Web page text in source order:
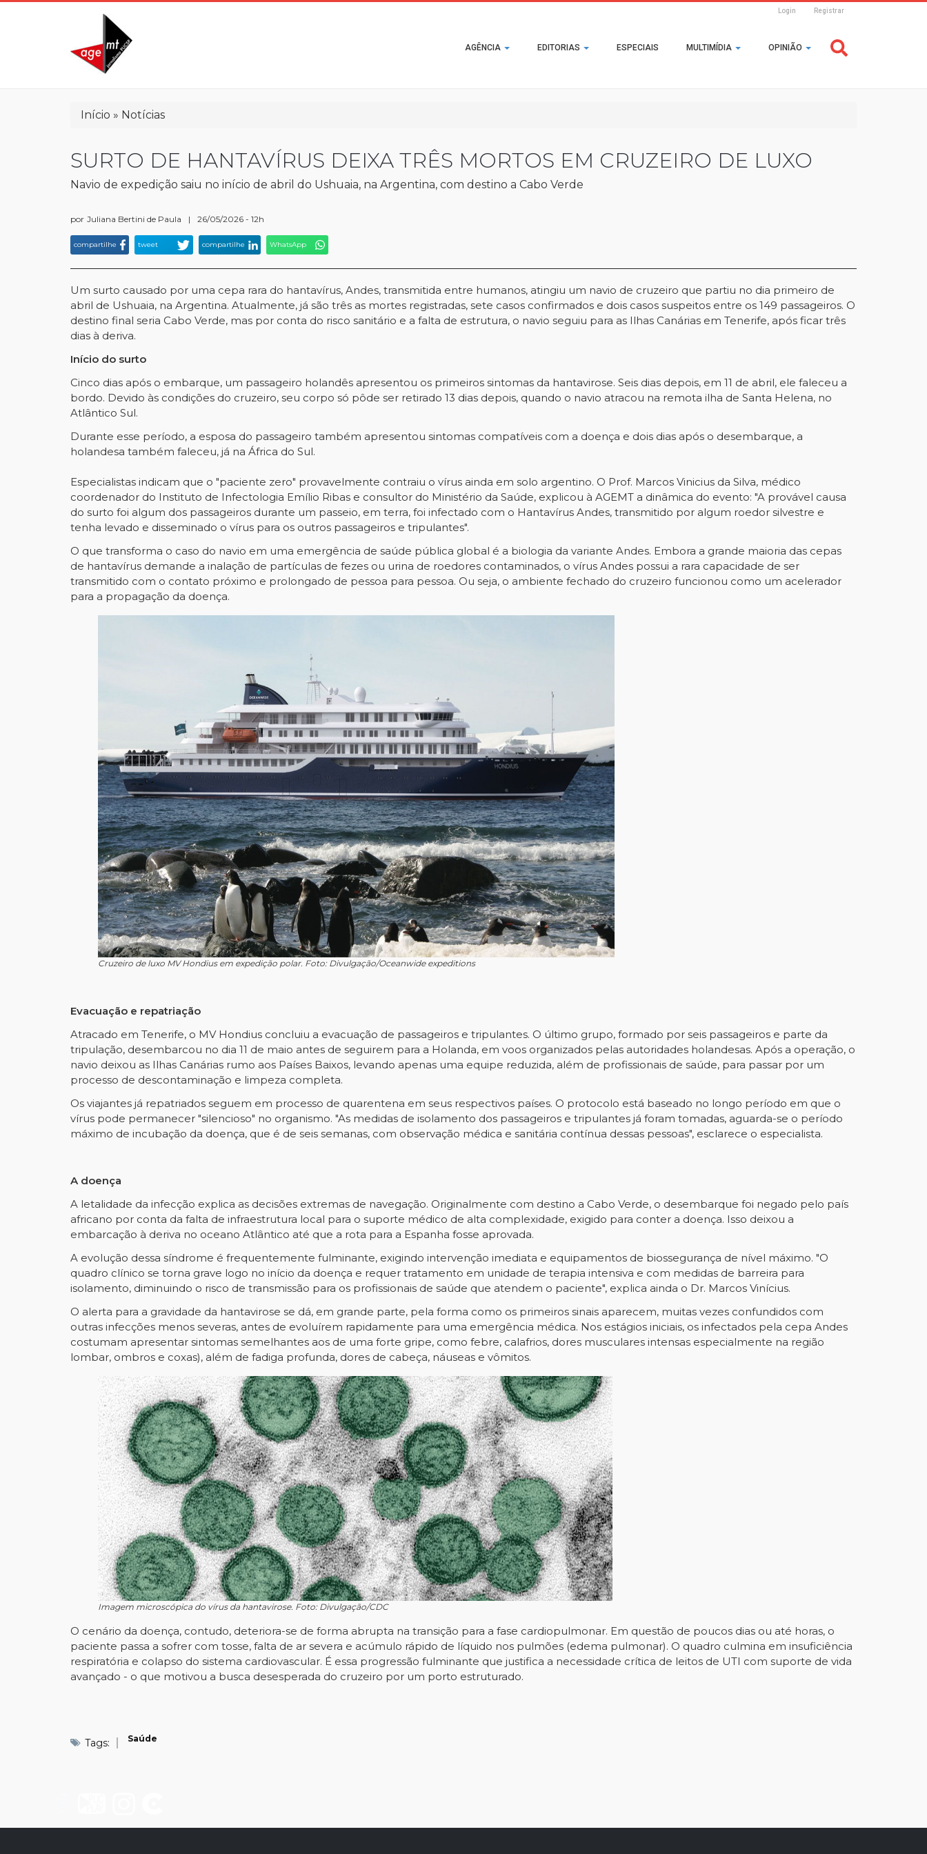
Login Registrar
Main
navigation
AGÊNCIA EDITORIAS ESPECIAIS MULTIMÍDIA OPINIÃO
Trilha
navegação
Início Notícias
SURTO DE HANTAVÍRUS DEIXA TRÊS MORTOS EM CRUZEIRO DE LUXO
Navio de expedição saiu no início de abril do Ushuaia, na Argentina, com destino a Cabo Verde
por Juliana Bertini de Paula | 26/05/2026 - 12h
compartilhe tweet compartilhe WhatsApp
Um surto causado por uma cepa rara do hantavírus, Andes, transmitida entre humanos, atingiu um navio de cruzeiro que partiu no dia primeiro de
abril de Ushuaia, na Argentina. Atualmente, já são três as mortes registradas, sete casos confirmados e dois casos suspeitos entre os 149 passageiros. O
destino final seria Cabo Verde, mas por conta do risco sanitário e a falta de estrutura, o navio seguiu para as Ilhas Canárias em Tenerife, após ficar três
dias à deriva.
Início do surto
Cinco dias após o embarque, um passageiro holandês apresentou os primeiros sintomas da hantavirose. Seis dias depois, em 11 de abril, ele faleceu a
bordo. Devido às condições do cruzeiro, seu corpo só pôde ser retirado 13 dias depois, quando o navio atracou na remota ilha de Santa Helena, no
Atlântico Sul.
Durante esse período, a esposa do passageiro também apresentou sintomas compatíveis com a doença e dois dias após o desembarque, a
holandesa também faleceu, já na África do Sul.
Especialistas indicam que o "paciente zero" provavelmente contraiu o vírus ainda em solo argentino. O Prof. Marcos Vinicius da Silva, médico
coordenador do Instituto de Infectologia Emílio Ribas e consultor do Ministério da Saúde, explicou à AGEMT a dinâmica do evento: "A provável causa
do surto foi algum dos passageiros durante um passeio, em terra, foi infectado com o Hantavírus Andes, transmitido por algum roedor silvestre e
tenha levado e disseminado o vírus para os outros passageiros e tripulantes".
O que transforma o caso do navio em uma emergência de saúde pública global é a biologia da variante Andes. Embora a grande maioria das cepas
de hantavírus demande a inalação de partículas de fezes ou urina de roedores contaminados, o vírus Andes possui a rara capacidade de ser
transmitido com o contato próximo e prolongado de pessoa para pessoa. Ou seja, o ambiente fechado do cruzeiro funcionou como um acelerador
para a propagação da doença.
Cruzeiro de luxo MV Hondius em expedição polar. Foto: Divulgação/Oceanwide expeditions
Evacuação e repatriação
Atracado em Tenerife, o MV Hondius concluiu a evacuação de passageiros e tripulantes. O último grupo, formado por seis passageiros e parte da
tripulação, desembarcou no dia 11 de maio antes de seguirem para a Holanda, em voos organizados pelas autoridades holandesas. Após a operação, o
navio deixou as Ilhas Canárias rumo aos Países Baixos, levando apenas uma equipe reduzida, além de profissionais de saúde, para passar por um
processo de descontaminação e limpeza completa.
Os viajantes já repatriados seguem em processo de quarentena em seus respectivos países. O protocolo está baseado no longo período em que o
vírus pode permanecer "silencioso" no organismo. "As medidas de isolamento dos passageiros e tripulantes já foram tomadas, aguarda-se o período
máximo de incubação da doença, que é de seis semanas, com observação médica e sanitária contínua dessas pessoas", esclarece o especialista.
A doença
A letalidade da infecção explica as decisões extremas de navegação. Originalmente com destino a Cabo Verde, o desembarque foi negado pelo país
africano por conta da falta de infraestrutura local para o suporte médico de alta complexidade, exigido para conter a doença. Isso deixou a
embarcação à deriva no oceano Atlântico até que a rota para a Espanha fosse aprovada.
A evolução dessa síndrome é frequentemente fulminante, exigindo intervenção imediata e equipamentos de biossegurança de nível máximo. "O
quadro clínico se torna grave logo no início da doença e requer tratamento em unidade de terapia intensiva e com medidas de barreira para
isolamento, diminuindo o risco de transmissão para os profissionais de saúde que atendem o paciente", explica ainda o Dr. Marcos Vinícius.
O alerta para a gravidade da hantavirose se dá, em grande parte, pela forma como os primeiros sinais aparecem, muitas vezes confundidos com
outras infecções menos severas, antes de evoluírem rapidamente para uma emergência médica. Nos estágios iniciais, os infectados pela cepa Andes
costumam apresentar sintomas semelhantes aos de uma forte gripe, como febre, calafrios, dores musculares intensas especialmente na região
lombar, ombros e coxas), além de fadiga profunda, dores de cabeça, náuseas e vômitos.
Imagem microscópica do vírus da hantavirose. Foto: Divulgação/CDC
O cenário da doença, contudo, deteriora-se de forma abrupta na transição para a fase cardiopulmonar. Em questão de poucos dias ou até horas, o
paciente passa a sofrer com tosse, falta de ar severa e acúmulo rápido de líquido nos pulmões (edema pulmonar). O quadro culmina em insuficiência
respiratória e colapso do sistema cardiovascular. É essa progressão fulminante que justifica a necessidade crítica de leitos de UTI com suporte de vida
avançado - o que motivou a busca desesperada do cruzeiro por um porto estruturado.
Tags: Saúde